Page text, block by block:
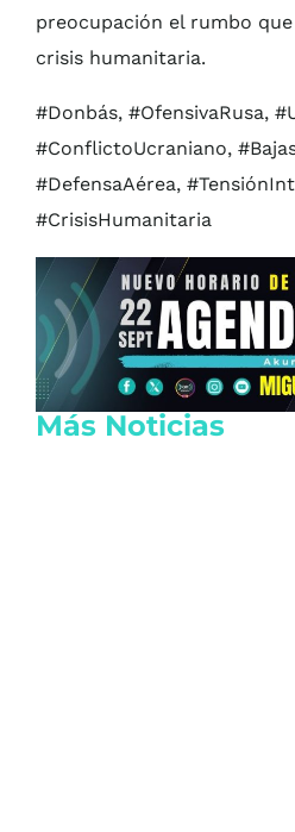
preocupación el rumbo
crisis humanitaria.
#Donbás, #OfensivaRusa,
#ConflictoUcraniano,
#DefensaAérea,
#CrisisHumanitaria
Más Noticias